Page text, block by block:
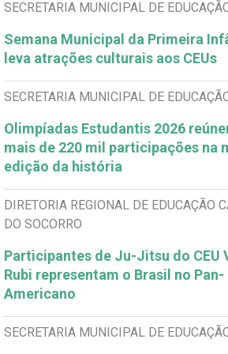
SECRETARIA MUNICIPAL DE
Semana Municipal da Primeira
leva atrações culturais aos CEUs
SECRETARIA MUNICIPAL DE
Olimpíadas Estudantis 2026
mais de 220 mil participações na
edição da história
DIRETORIA REGIONAL DE EDUCAÇÃO
DO SOCORRO
Participantes de Ju-Jitsu do CEU
Rubi representam o Brasil no Pan-
Americano
SECRETARIA MUNICIPAL DE